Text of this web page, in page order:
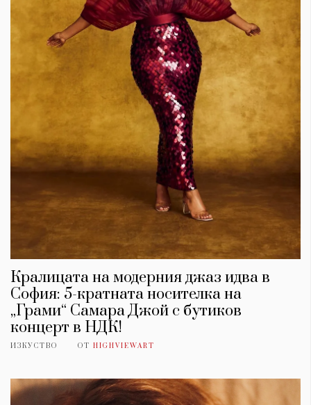
Кралицата на модерния джаз идва в
София: 5-кратната носителка на
„Грами“ Самара Джой с бутиков
концерт в НДК!
ИЗКУСТВО ОТ HIGHVIEWART